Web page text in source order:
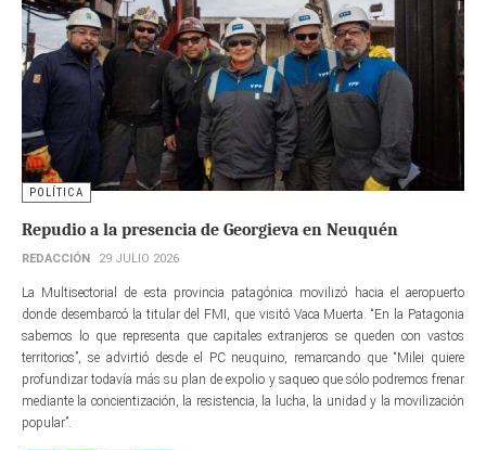
POLÍTICA
Repudio a la presencia de Georgieva en Neuquén
REDACCIÓN 29 JULIO 2026
La Multisectorial de esta provincia patagónica movilizó hacia el aeropuerto
donde desembarcó la titular del FMI, que visitó Vaca Muerta. “En la Patagonia
sabemos lo que representa que capitales extranjeros se queden con vastos
territorios”, se advirtió desde el PC neuquino, remarcando que “Milei quiere
profundizar todavía más su plan de expolio y saqueo que sólo podremos frenar
mediante la concientización, la resistencia, la lucha, la unidad y la movilización
popular”.